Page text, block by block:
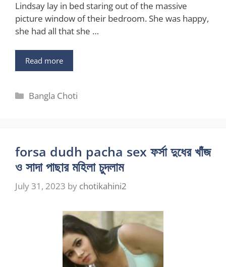
Lindsay lay in bed staring out of the massive
picture window of their bedroom. She was happy,
she had all that she …
Read more
Categories
Bangla Choti
forsa dudh pacha sex ফর্সা দুধের খাঁজ
ও সাদা পাছার মহিলা চুদলাম
July 31, 2023 by chotikahini2